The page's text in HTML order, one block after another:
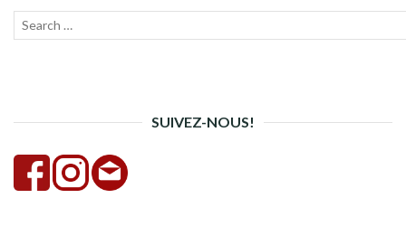
Recherche
SUIVEZ-NOUS!